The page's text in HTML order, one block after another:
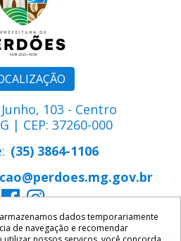
103 - Centro
| CEP: 37260-000
(35) 3864-1106
dados temporariamente
de navegação e recomendar